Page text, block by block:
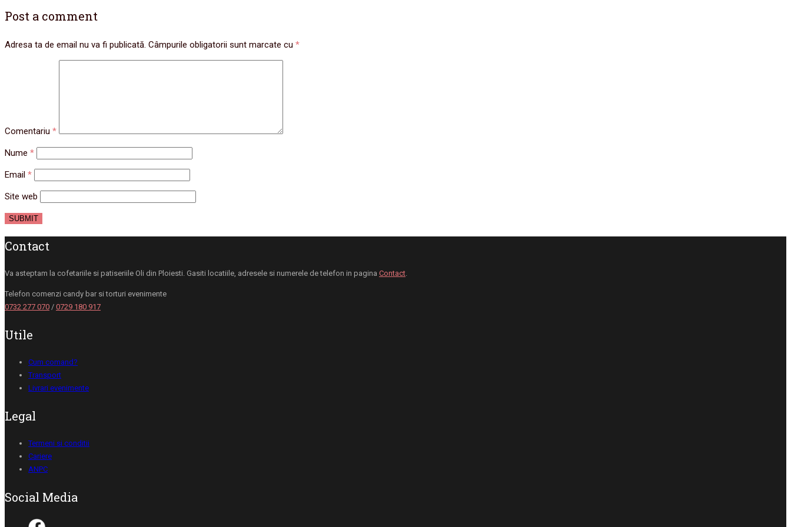
Post a comment
Adresa ta de email nu va fi publicată. Câmpurile obligatorii sunt marcate cu *
Comentariu *
Nume *
Email *
Site web
Contact
Va asteptam la cofetariile si patiseriile Oli din Ploiesti. Gasiti locatiile, adresele si numerele de telefon in pagina Contact.
Telefon comenzi candy bar si torturi evenimente
0732 277 070 / 0729 180 917
Utile
Cum comand?
Transport
Livrari evenimente
Legal
Termeni si conditii
Cariere
ANPC
Social Media